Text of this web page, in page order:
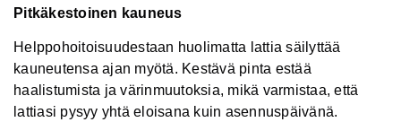
Pitkäkestoinen kauneus
Helppohoitoisuudestaan ​​huolimatta lattia säilyttää
kauneutensa ajan myötä. Kestävä pinta estää
haalistumista ja värinmuutoksia, mikä varmistaa, että
lattiasi pysyy yhtä eloisana kuin asennuspäivänä.